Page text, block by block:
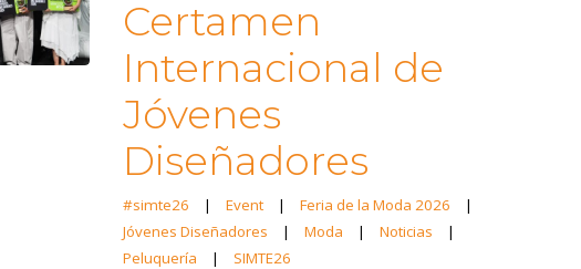
Certamen
Internacional de
Jóvenes
Diseñadores
#simte26 | Event | Feria de la Moda 2026
|
Jóvenes Diseñadores
| Moda | Noticias
|
Peluquería
| SIMTE26